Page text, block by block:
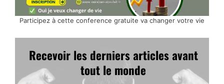
Participez à cette conference gratuite va changer votre vie